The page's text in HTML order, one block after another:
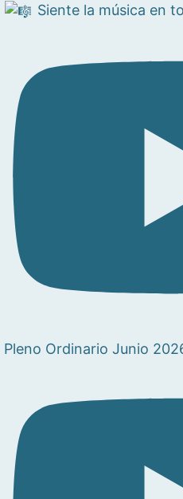
Siente la música en
Pleno Ordinario Junio